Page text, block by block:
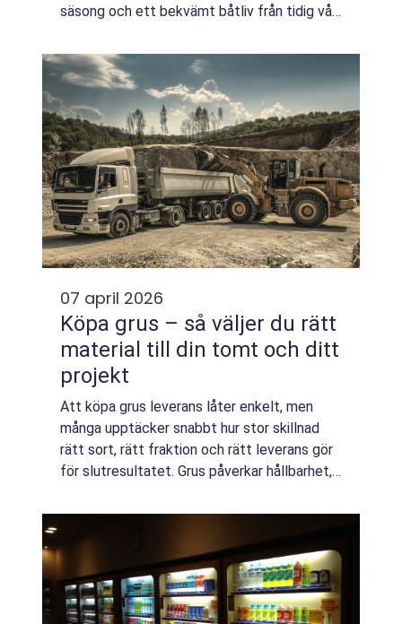
säsong och ett bekvämt båtliv från tidig vår
väder och vind, förlänger livs...
07 april 2026
Köpa grus – så väljer du rätt
material till din tomt och ditt
projekt
Att köpa grus leverans låter enkelt, men
många upptäcker snabbt hur stor skillnad
rätt sort, rätt fraktion och rätt leverans gör
för slutresultatet. Grus påverkar hållbarhet,